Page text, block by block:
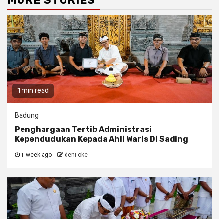
1 min read
Badung
Penghargaan Tertib Administrasi
Kependudukan Kepada Ahli Waris Di Sading
1 week ago deni oke